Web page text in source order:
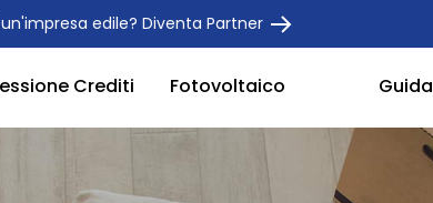
un'impresa edile? Diventa Partner
Crediti Fotovoltaico Guida